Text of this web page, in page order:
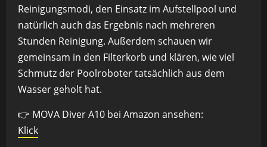
Reinigungsmodi, den Einsatz im Aufstellpool und
natürlich auch das Ergebnis nach mehreren
Stunden Reinigung. Außerdem schauen wir
gemeinsam in den Filterkorb und klären, wie viel
Schmutz der Poolroboter tatsächlich aus dem
Wasser geholt hat.
👉 MOVA Diver A10 bei Amazon ansehen:
Klick